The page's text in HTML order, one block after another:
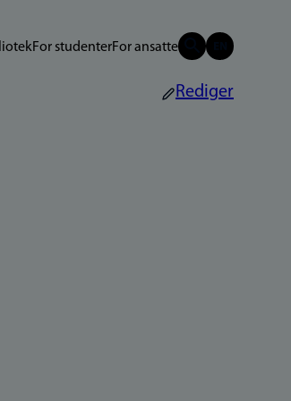
For studenterFor ansatte
Rediger